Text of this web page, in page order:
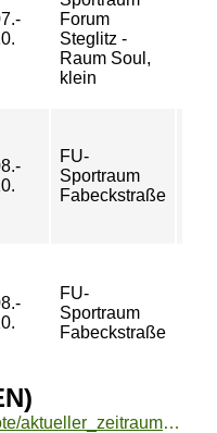
Forum
Steglitz -
Raum Soul,
klein
FU-
Sportraum
Fabeckstraße
FU-
Sportraum
Fabeckstraße
https://www.fu-sport.de/angebote/aktueller_zeitraum/_Pilates__und__Stretch__EN_.html